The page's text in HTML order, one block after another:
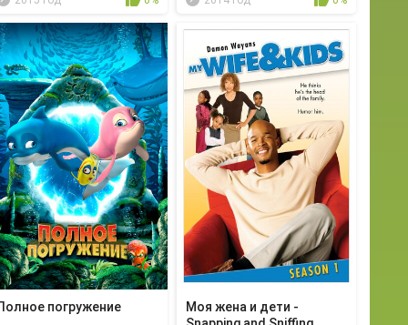
погружение
Моя жена и дети -